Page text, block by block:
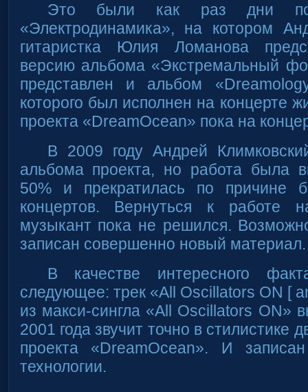
Это были как раз дни
«Электродинамика», на котором
гитаристка Юлия Ломанова
версию альбома «Экстремальный
представлен и альбом
которого был исполнен на концерте
проекта «DreamOcean» пока на
В 2009 году Андрей
альбома проекта, но работа была
50% и прекратилась по причине
концертов. Вернуться к работе
музыкант пока не решился.
записан совершенно новый материал.
В качестве интересного
следующее: трек «All Oscillators ON [
из макси-сингла «All Oscillators ON»
2001 года звучит точно в стилистике
проекта «DreamOcean». И
технологии.